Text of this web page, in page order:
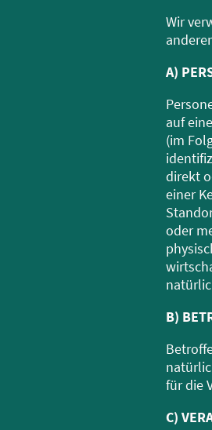
Wir
A)
auf
(im
direkt
einer
oder
B)
für die
C)